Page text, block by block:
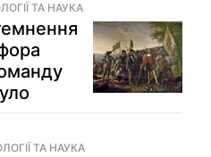
ТА НАУКА
ТА НАУКА